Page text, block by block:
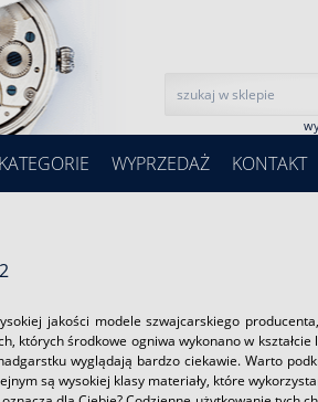
KATEGORIE WYPRZEDAŻ KONTAKT
jakości modele szwajcarskiego
których środkowe ogniwa wykonano w
wyglądają bardzo ciekawie. Warto
są wysokiej klasy materiały, które